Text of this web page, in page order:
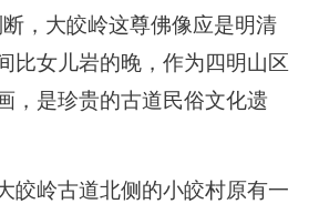
，大皎岭这尊佛像应是明清
比女儿岩的晚，作为四明山区
，是珍贵的古道民俗文化遗
岭古道北侧的小皎村原有一